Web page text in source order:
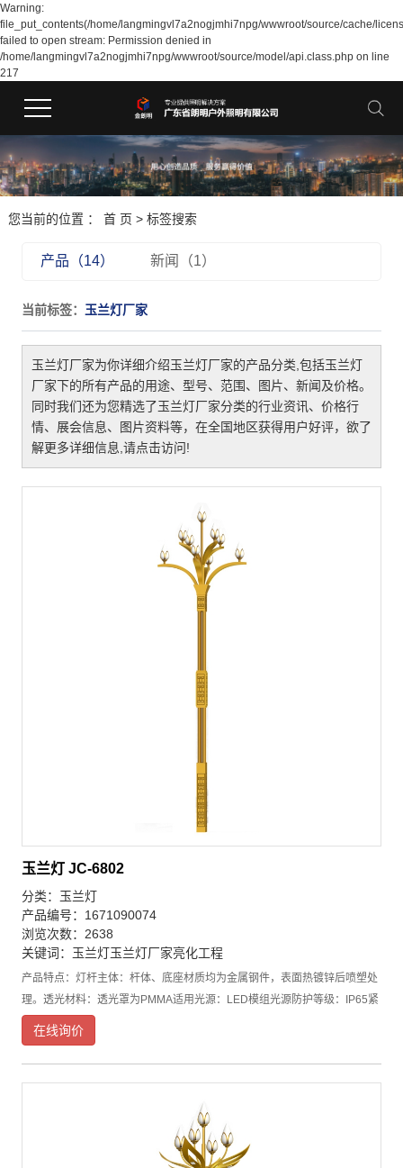
Warning:
file_put_contents(/home/langmingvl7a2nogjmhi7npg/wwwroot/source/cache/
failed to open stream: Permission denied in
/home/langmingvl7a2nogjmhi7npg/wwwroot/source/model/api.class.php on line
217
您当前的位置 ： 首 页 > 标签搜索
产品（14） 新闻（1）
当前标签： 玉兰灯厂家
玉兰灯厂家为你详细介绍玉兰灯厂家的产品分类,包括玉兰灯
厂家下的所有产品的用途、型号、范围、图片、新闻及价格。
同时我们还为您精选了玉兰灯厂家分类的行业资讯、价格行
情、展会信息、图片资料等，在全国地区获得用户好评，欲了
解更多详细信息,请点击访问!
玉兰灯 JC-6802
分类： 玉兰灯
产品编号：1671090074
浏览次数：2638
关键词： 玉兰灯玉兰灯厂家亮化工程
产品特点：灯杆主体：杆体、底座材质均为金属钢件，表面热镀锌后喷塑处
理。透光材料：透光罩为PMMA适用光源：LED模组光源防护等级：IP65紧
固件：紧固螺栓、螺母为不锈钢底座围筒可定做各种文化元素。产品特点：
●玉兰灯采用超高导热系数的铝合金散
在线询价